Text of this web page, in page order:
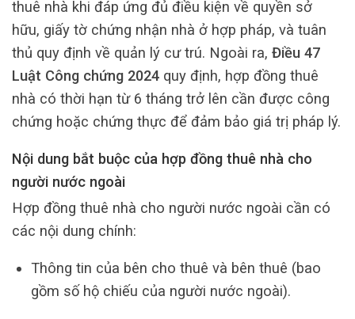
thuê nhà khi đáp ứng đủ điều kiện về quyền sở
hữu, giấy tờ chứng nhận nhà ở hợp pháp, và tuân
thủ quy định về quản lý cư trú. Ngoài ra, Điều 47
Luật Công chứng 2024 quy định, hợp đồng thuê
nhà có thời hạn từ 6 tháng trở lên cần được công
chứng hoặc chứng thực để đảm bảo giá trị pháp lý.
Nội dung bắt buộc của hợp đồng thuê nhà cho
người nước ngoài
Hợp đồng thuê nhà cho người nước ngoài cần có
các nội dung chính:
Thông tin của bên cho thuê và bên thuê (bao
gồm số hộ chiếu của người nước ngoài).